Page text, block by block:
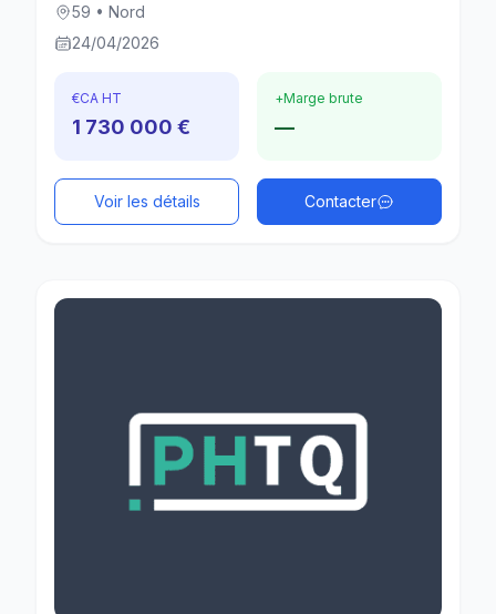
59 • Nord
24/04/2026
€CA HT
1 730 000 €
+Marge brute
—
Voir les détails Contacter